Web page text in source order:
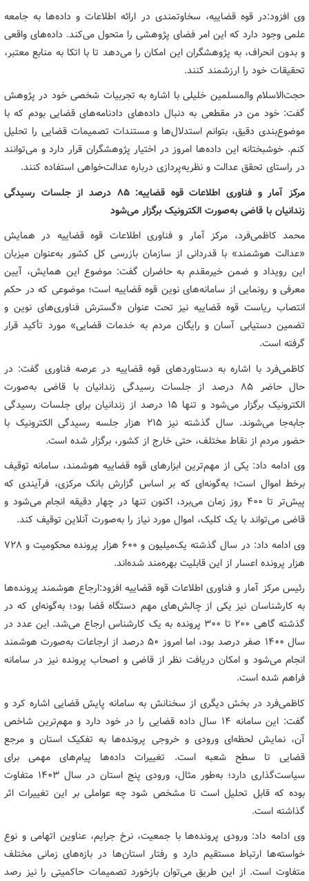
وی افزود:در قوه قضاییه، سخاوتمندی در ارائه اطلاعات و داده‌ها به جامعه
علمی وجود دارد که این امر فضای پژوهشی را متحول می‌کند. داده‌های واقعی
و بدون انحراف، به پژوهشگران این امکان را می‌دهد تا با اتکا به منابع معتبر،
تحقیقات خود را ارزشمند کنند.
حجت‌الاسلام والمسلمین خلیلی با اشاره به تجربیات شخصی خود در پژوهش
گفت: خود من در مقطعی به دنبال داده‌های دادنامه‌های قضایی بودم که با
موضوع‌بندی دقیق، بتوانم استدلال‌ها و مستندات تصمیمات قضایی را تحلیل
کنم. خوشبختانه این داده‌ها امروز در اختیار پژوهشگران قرار دارد و می‌توانند
در راستای تحقق عدالت و نظریه‌پردازی درباره عدالت‌خواهی استفاده کنند.
مرکز آمار و فناوری اطلاعات قوه قضاییه: 85 درصد از جلسات رسیدگی
زندانیان با قاضی به‌صورت الکترونیک برگزار می‌شود
محمد کاظمی‌فرد، مرکز آمار و فناوری اطلاعات قوه قضاییه در همایش
«عدالت هوشمند» با قدردانی از سازمان بازرسی کل کشور به‌عنوان میزبان
این رویداد و ضمن خیرمقدم به حاضران گفت: موضوع این همایش، آیین
معرفی و رونمایی از سامانه‌های نوین قوه قضاییه است؛ موضوعی که در حکم
انتصاب ریاست قوه قضاییه نیز تحت عنوان «گسترش فناوری‌های نوین و
تضمین دستیابی آسان و رایگان مردم به خدمات قضایی» مورد تأکید قرار
گرفته است.
کاظمی‌فرد با اشاره به دستاوردهای قوه قضاییه در عرصه فناوری گفت: در
حال حاضر 85 درصد از جلسات رسیدگی زندانیان با قاضی به‌صورت
الکترونیک برگزار می‌شود و تنها 15 درصد از زندانیان برای جلسات رسیدگی
جابه‌جا می‌شوند. سال گذشته نیز 215 هزار جلسه رسیدگی الکترونیک با
حضور مردم از نقاط مختلف، حتی خارج از کشور، برگزار شده است.
وی ادامه داد: یکی از مهم‌ترین ابزارهای قوه قضاییه هوشمند، سامانه توقیف
برخط اموال است؛ به‌گونه‌ای که بر اساس گزارش بانک مرکزی، فرآیندی که
پیش‌تر تا 400 روز زمان می‌برد، اکنون تنها در چهار دقیقه انجام می‌شود و
قاضی می‌تواند با یک کلیک، اموال مورد نیاز را به‌صورت آنلاین توقیف کند.
وی ادامه داد: در سال گذشته یک‌میلیون و 600 هزار پرونده محکومیت و 728
هزار پرونده اعسار از این قابلیت بهره‌مند شده‌اند.
رئیس مرکز آمار و فناوری اطلاعات قوه قضاییه افزود:ارجاع هوشمند پرونده‌ها
به کارشناسان نیز یکی از چالش‌های مهم دستگاه قضا بود؛ به‌گونه‌ای که در
گذشته گاهی 200 تا 300 پرونده به یک کارشناس ارجاع می‌شد. این عدد در
سال 1400 صفر درصد بود، اما امروز 50 درصد از ارجاعات به‌صورت هوشمند
انجام می‌شود و امکان دریافت نظر از قاضی و اصحاب پرونده نیز در سامانه
فراهم شده است.
کاظمی‌فرد در بخش دیگری از سخنانش به سامانه پایش قضایی اشاره کرد و
گفت: این سامانه 14 سال داده قضایی را در خود دارد و مهم‌ترین شاخص
آن، نمایش لحظه‌ای ورودی و خروجی پرونده‌ها به تفکیک استان و مرجع
قضایی تا سطح شعبه است. تغییرات داده‌ها پیام‌های مهمی برای
سیاست‌گذاری دارد؛ به‌طور مثال، ورودی پنج استان در سال 1403 متفاوت
بوده که قابل تحلیل است تا مشخص شود چه عواملی بر این تغییرات اثر
گذاشته است.
وی ادامه داد: ورودی پرونده‌ها با جمعیت، نرخ جرایم، عناوین اتهامی و نوع
خواسته‌ها ارتباط مستقیم دارد و رفتار استان‌ها در بازه‌های زمانی مختلف
متفاوت است. از این طریق می‌توان بازخورد تصمیمات حاکمیتی را نیز رصد